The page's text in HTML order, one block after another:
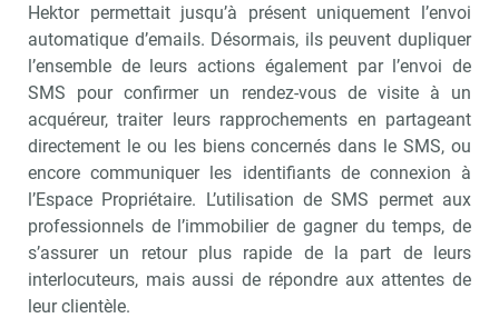
Hektor permettait jusqu’à présent uniquement l’envoi
automatique d’emails. Désormais, ils peuvent dupliquer
l’ensemble de leurs actions également par l’envoi de
SMS pour confirmer un rendez-vous de visite à un
acquéreur, traiter leurs rapprochements en partageant
directement le ou les biens concernés dans le SMS, ou
encore communiquer les identifiants de connexion à
l’Espace Propriétaire. L’utilisation de SMS permet aux
professionnels de l’immobilier de gagner du temps, de
s’assurer un retour plus rapide de la part de leurs
interlocuteurs, mais aussi de répondre aux attentes de
leur clientèle.